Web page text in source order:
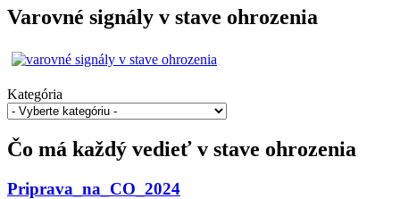
Varovné signály v stave ohrozenia
Kategória
Čo má každý vedieť v stave ohrozenia
Priprava_na_CO_2024